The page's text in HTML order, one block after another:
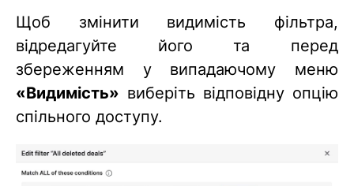
Щоб змінити видимість фільтра,
відредагуйте його та перед
збереженням у випадаючому меню
«Видимість» виберіть відповідну опцію
спільного доступу.